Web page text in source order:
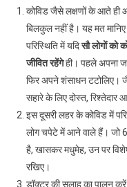
कोविड जैसे लक्षणों के आते ही
बिलकुल नहीं है। यह मत
परिस्थिति में यदिसौ लोगों को
जीवित रहेंगेही। पहले अपना
फिर अपने शंसाधन टटोलिए।
सहारे के लिए दोस्त, रिश्तेदार
इस दूसरी लहर के कोविड में
लोग चपेटे में आने वाले हैं। जो
है, खासकर मधुमेह, उन पर
रखिए।
डॉक्टर की सलाह का पालन